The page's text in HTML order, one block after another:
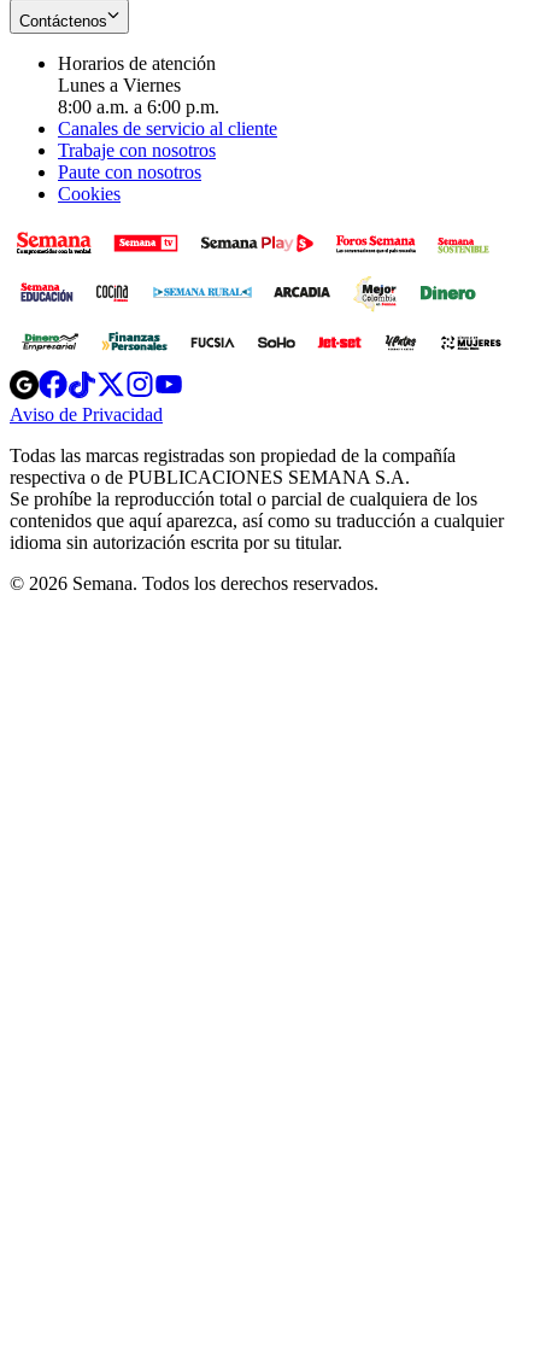
Contáctenos
Horarios de atención
Lunes a Viernes
8:00 a.m. a 6:00 p.m.
Canales de servicio al cliente
Trabaje con nosotros
Paute con nosotros
Cookies
Opens
in
new
Opens
in
new
Opens
in
new
window
Opens
new
windowwindow
Aviso de Privacidad
new
window
Todas las marcas registradas son propiedad de la compañía
respectiva o de PUBLICACIONES SEMANA S.A.
Se prohíbe la reproducción total o parcial de cualquiera de los
contenidos que aquí aparezca, así como su traducción a cualquier
idioma sin autorización escrita por su titular.
© 2026 Semana. Todos los derechos reservados.